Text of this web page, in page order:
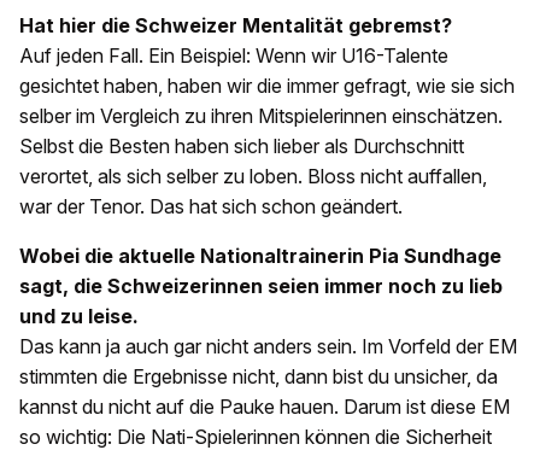
Hat hier die Schweizer Mentalität gebremst?
Auf jeden Fall. Ein Beispiel: Wenn wir U16-Talente
gesichtet haben, haben wir die immer gefragt, wie sie sich
selber im Vergleich zu ihren Mitspielerinnen einschätzen.
Selbst die Besten haben sich lieber als Durchschnitt
verortet, als sich selber zu loben. Bloss nicht auffallen,
war der Tenor. Das hat sich schon geändert.
Wobei die aktuelle Nationaltrainerin Pia Sundhage
sagt, die Schweizerinnen seien immer noch zu lieb
und zu leise.
Das kann ja auch gar nicht anders sein. Im Vorfeld der EM
stimmten die Ergebnisse nicht, dann bist du unsicher, da
kannst du nicht auf die Pauke hauen. Darum ist diese EM
so wichtig: Die Nati-Spielerinnen können die Sicherheit